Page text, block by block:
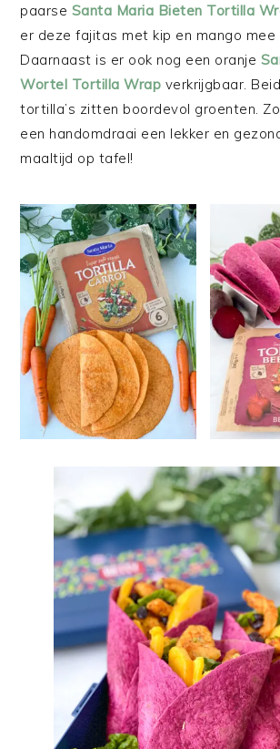
paarse Santa Maria Bieten Tortilla
er deze fajitas met kip en mango mee
Daarnaast is er ook nog een oranje
Wortel Tortilla Wrap verkrijgbaar.
tortilla’s zitten boordevol groenten.
een handomdraai een lekker en
maaltijd op tafel!